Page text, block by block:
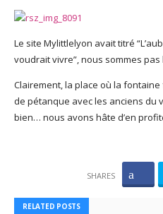
Le site Mylittlelyon avait titré
voudrait vivre”, nous sommes
Clairement, la place où la
de pétanque avec les anciens du
bien… nous avons hâte d’en
SHARES
RELATED POSTS